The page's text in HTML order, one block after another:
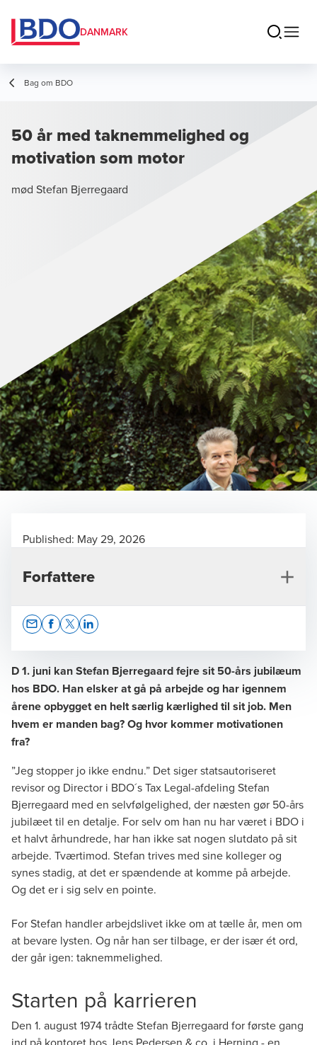
DANMARK
Bag om BDO
50 år med taknemmelighed og
motivation som motor
mød Stefan Bjerregaard
D 1. juni kan Stefan Bjerregaard fejre sit 50-års jubilæum
hos BDO. Han elsker at gå på arbejde og har igennem
årene opbygget en helt særlig kærlighed til sit job. Men
hvem er manden bag? Og hvor kommer motivationen
fra?
”Jeg stopper jo ikke endnu.” Det siger statsautoriseret
revisor og Director i BDO´s Tax Legal-afdeling Stefan
Bjerregaard med en selvfølgelighed, der næsten gør 50-års
jubilæet til en detalje. For selv om han nu har været i BDO i
et halvt århundrede, har han ikke sat nogen slutdato på sit
arbejde. Tværtimod. Stefan trives med sine kolleger og
synes stadig, at det er spændende at komme på arbejde.
Og det er i sig selv en pointe.
For Stefan handler arbejdslivet ikke om at tælle år, men om
at bevare lysten. Og når han ser tilbage, er der især ét ord,
der går igen: taknemmelighed.
Starten på karrieren
Den 1. august 1974 trådte Stefan Bjerregaard for første gang
Published: May 29, 2026
Forfattere
David Alexander Dinesen
Consultant, Communications & Bid Office